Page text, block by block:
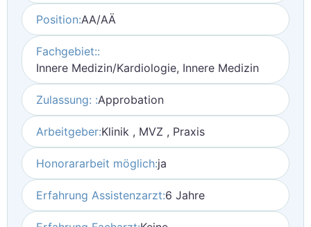
Position:AA/AÄ
Fachgebiet::
Innere Medizin/Kardiologie, Innere Medizin
Zulassung: :Approbation
Arbeitgeber:Klinik , MVZ , Praxis
Honorararbeit möglich:ja
Erfahrung Assistenzarzt:6 Jahre